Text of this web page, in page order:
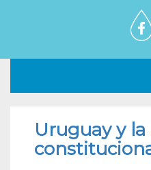
Uruguay y